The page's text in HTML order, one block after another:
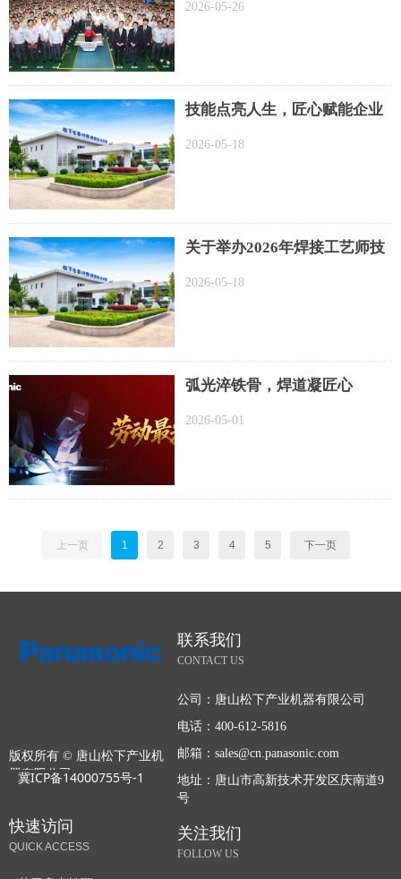
机下线
2026-05-26
技能点亮人生，匠心赋能企业
欢迎报名参加！
2026-05-18
关于举办2026年焊接工艺师技
2026-05-18
弧光淬铁骨，焊道凝匠心
2026-05-01
上一页 1 2 3 4 5 下一页
关注我们
FOLLOW US
版权所有 © 唐山松下产业机
器有限公司
冀ICP备14000755号-1
联系我们
CONTACT US
公司： 唐山松下产业机器有限公司
电话：400-612-5816
邮箱：sales@cn.panasonic.com
地址： 唐山市高新技术开发区庆南道9
号
快速访问
QUICK ACCESS